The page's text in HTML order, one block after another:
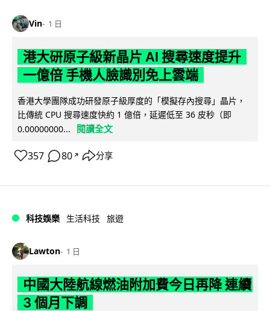
Vin 1 日
港大研原子級新晶片 AI 搜尋速度提升
一億倍 手機人臉識別免上雲端
香港大學團隊成功研發原子級厚度的「模擬存內搜尋」晶片，
比傳統 CPU 搜尋速度快約 1 億倍，延遲低至 36 皮秒（即
0.00000000...
閱讀全文
357 80 ↗ 分享
科技娛樂 生活科技 旅遊
Lawton 1 日
中國大陸航線燃油附加費今日再降 連續
3 個月下調